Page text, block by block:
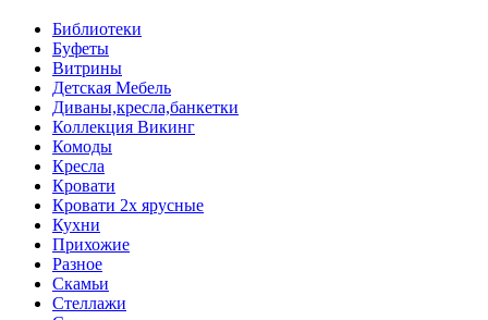
Библиотеки
Буфеты
Витрины
Детская Мебель
Диваны,кресла,банкетки
Коллекция Викинг
Комоды
Кресла
Кровати
Кровати 2х ярусные
Кухни
Прихожие
Разное
Скамьи
Стеллажи